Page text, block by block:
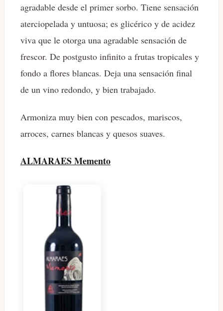
agradable desde el primer sorbo. Tiene sensación
aterciopelada y untuosa; es glicérico y de acidez
viva que le otorga una agradable sensación de
frescor. De postgusto infinito a frutas tropicales y
fondo a flores blancas. Deja una sensación final
de un vino redondo, y bien trabajado.
Armoniza muy bien con pescados, mariscos,
arroces, carnes blancas y quesos suaves.
ALMARAES Memento